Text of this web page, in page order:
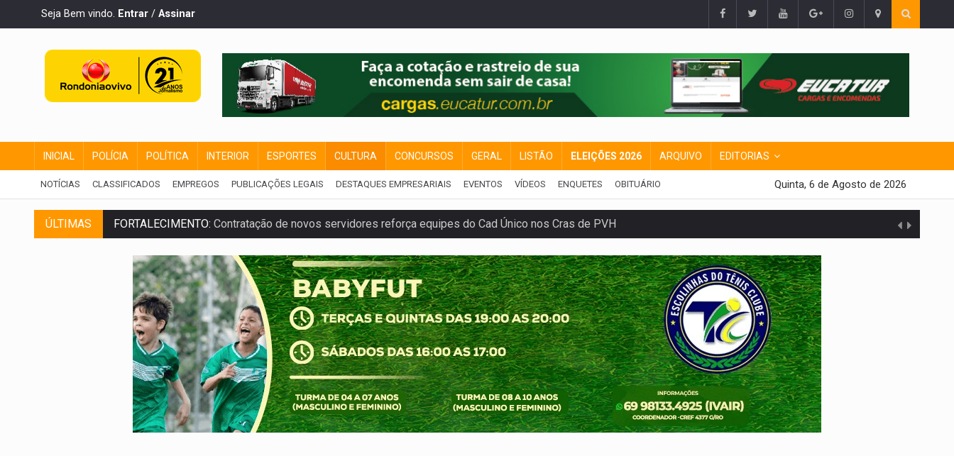
Seja Bem vindo. Entrar / Assinar
INICIAL POLÍCIA POLÍTICA INTERIOR ESPORTES CULTURA CONCURSOS GERAL LISTÃO ELEIÇÕES 2026 ARQUIVO EDITORIAS
NOTÍCIAS CLASSIFICADOS EMPREGOS PUBLICAÇÕES LEGAIS DESTAQUES EMPRESARIAIS EVENTOS VÍDEOS ENQUETES OBITUÁRIO Quinta, 6 de Agosto de 2026
ÚLTIMAS FORTALECIMENTO: Contratação de novos servidores reforça equipes do Cad Único nos Cras de PVH
URGENTE:Condutor de carro avança cruzamento e deixa motociclista com fratura
'OS OLHOS DO BRASIL':Emanuel Neri transforma indignação e esperança em rock no seu novo single
SOB INVESTIGAÇÃO:Dentista de PVH é denunciado por transmitir HIV a quatro mulheres
ESQUEMA DE FRAUDES:Polícia Civil deflagra a terceira fase da Operação Contemplados
ASSESSOR FLAGRADO:Empresa e ONG que recebeu R$ 12 mi em emendas estão no mesmo endereço
INFLUENCIARIA ELEIÇÕES:Justiça Eleitoral manda tirar vídeo com suposta deepfake do ar em RO
CONEXÃO RONDONIAOVIVO:Marcio Barreto, pres. da ABAV-RO, alerta sobre golpes na compra de passagens